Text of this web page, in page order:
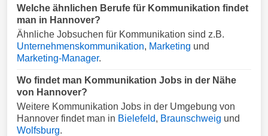
Welche ähnlichen Berufe für Kommunikation findet
man in Hannover?
Ähnliche Jobsuchen für Kommunikation sind z.B.
Unternehmenskommunikation, Marketing und
Marketing-Manager.
Wo findet man Kommunikation Jobs in der Nähe
von Hannover?
Weitere Kommunikation Jobs in der Umgebung von
Hannover findet man in Bielefeld, Braunschweig und
Wolfsburg.